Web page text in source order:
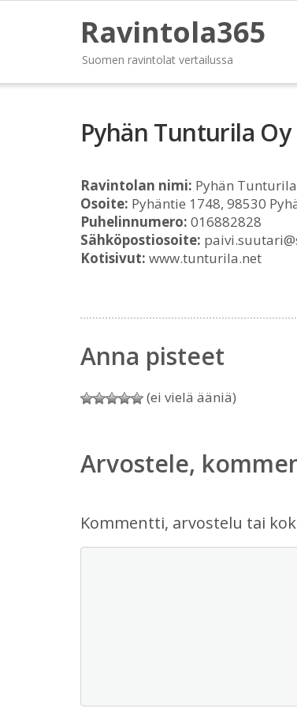
Ravintola365
Suomen ravintolat vertailussa
Pyhän Tunturila Oy
Ravintolan nimi: Pyhän
Osoite: Pyhäntie 1748, 98530
Puhelinnumero: 016882828
Sähköpostiosoite:
Kotisivut: www.tunturila.net
Anna pisteet
(ei vielä ääniä)
Arvostele,
Kommentti, arvostelu tai